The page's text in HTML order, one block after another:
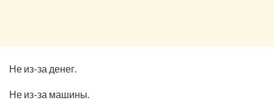
Не из-за денег.
Не из-за машины.